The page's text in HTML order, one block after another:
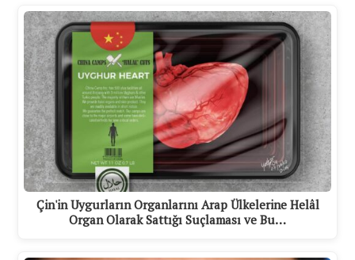
Çin'in Uygurların Organlarını Arap Ülkelerine Helâl
Organ Olarak Sattığı Suçlaması ve Bu…